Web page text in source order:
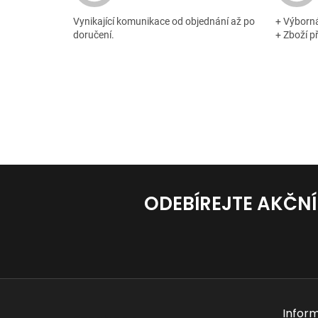
Vynikající komunikace od objednání až po
doručení.
+
+ Zboží
ODEBÍREJTE